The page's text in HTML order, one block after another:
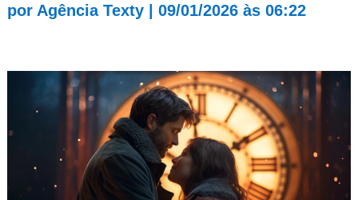
por Agência Texty| 09/01/2026 às 06:22